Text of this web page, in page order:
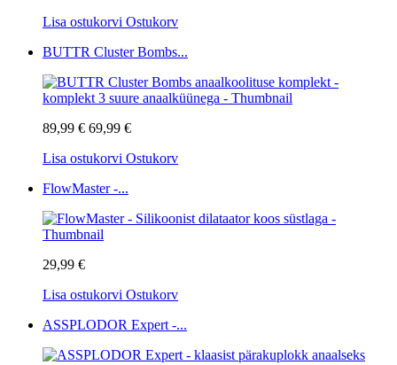
Lisa ostukorvi Ostukorv
BUTTR Cluster Bombs...
89,99 € 69,99 €
Lisa ostukorvi Ostukorv
FlowMaster -...
29,99 €
Lisa ostukorvi Ostukorv
ASSPLODOR Expert -...